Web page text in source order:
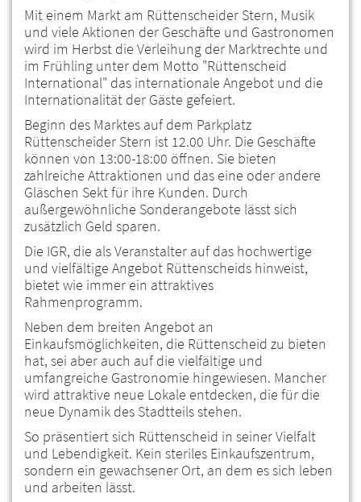
Mit einem Markt am Rüttenscheider Stern, Musik
und viele Aktionen der Geschäfte und Gastronomen
wird im Herbst die Verleihung der Marktrechte und
im Frühling unter dem Motto "Rüttenscheid
International" das internationale Angebot und die
Internationalität der Gäste gefeiert.
Beginn des Marktes auf dem Parkplatz
Rüttenscheider Stern ist 12.00 Uhr. Die Geschäfte
können von 13:00-18:00 öffnen. Sie bieten
zahlreiche Attraktionen und das eine oder andere
Gläschen Sekt für ihre Kunden. Durch
außergewöhnliche Sonderangebote lässt sich
zusätzlich Geld sparen.
Die IGR, die als Veranstalter auf das hochwertige
und vielfältige Angebot Rüttenscheids hinweist,
bietet wie immer ein attraktives
Rahmenprogramm.
Neben dem breiten Angebot an
Einkaufsmöglichkeiten, die Rüttenscheid zu bieten
hat, sei aber auch auf die vielfältige und
umfangreiche Gastronomie hingewiesen. Mancher
wird attraktive neue Lokale entdecken, die für die
neue Dynamik des Stadtteils stehen.
So präsentiert sich Rüttenscheid in seiner Vielfalt
und Lebendigkeit. Kein steriles Einkaufszentrum,
sondern ein gewachsener Ort, an dem es sich leben
und arbeiten lässt.